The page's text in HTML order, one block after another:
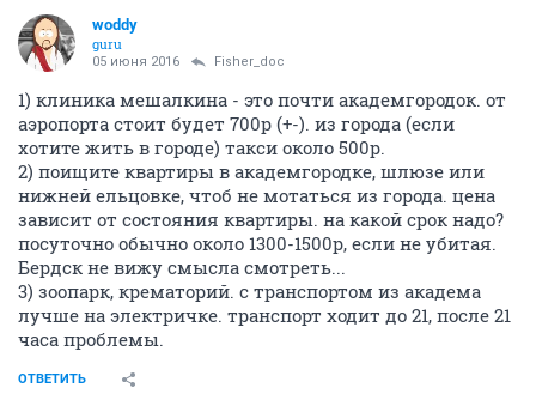
woddy
guru
05 июня 2016 Fisher_doc
1) клиника мешалкина - это почти академгородок. от
аэропорта стоит будет 700р (+-). из города (если
хотите жить в городе) такси около 500р.
2) поищите квартиры в академгородке, шлюзе или
нижней ельцовке, чтоб не мотаться из города. цена
зависит от состояния квартиры. на какой срок надо?
посуточно обычно около 1300-1500р, если не убитая.
Бердск не вижу смысла смотреть...
3) зоопарк, крематорий. с транспортом из академа
лучше на электричке. транспорт ходит до 21, после 21
часа проблемы.
ОТВЕТИТЬ